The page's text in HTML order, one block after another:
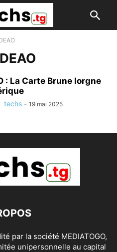
: La Carte Brune lorgne
techs - 19 mai 2025
par la société MEDIATOGO,
unipersonnelle au capital